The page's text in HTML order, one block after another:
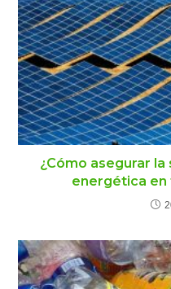
¿Cómo asegurar
energética en